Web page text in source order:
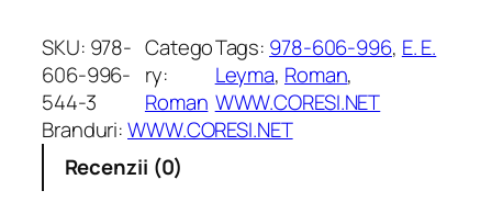
n
t
i
t
a
SKU: 978-
606-996-
544-3
Catego
ry:
Roman
Tags: 978-606-996, E. E.
Leyma, Roman
WWW.CORESI.NET
Branduri:WWW.CORESI.NET
Recenzii (0)